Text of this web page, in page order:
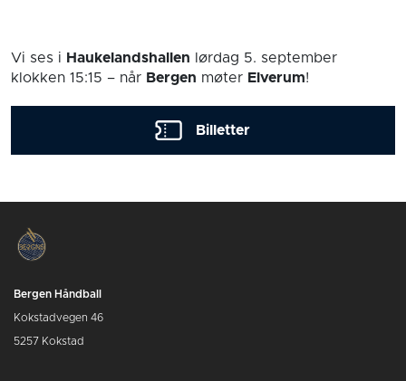
Vi ses i Haukelandshallen lørdag 5. september
klokken 15:15 – når Bergen møter Elverum!
Billetter
Bergen Håndball
Kokstadvegen 46
5257 Kokstad